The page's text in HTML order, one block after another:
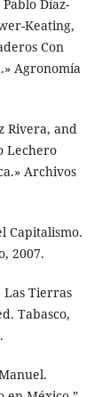
Díaz-
Keating,
Con
Agronomía
Rivera, and
Lechero
Archivos
Capitalismo.
2007.
Las Tierras
Tabasco,